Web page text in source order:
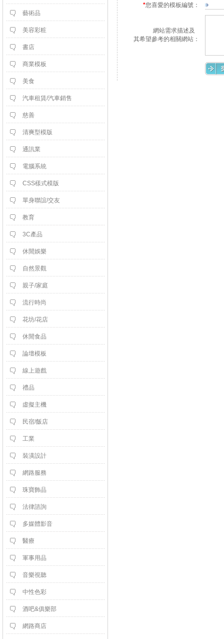
藝術品
美容彩粧
書店
商業模板
美食
汽車租賃/汽車銷售
慈善
清爽型模版
通訊業
電腦系統
CSS樣式模版
單身聯誼/交友
教育
3C產品
休閒娛樂
自然景觀
親子/家庭
流行時尚
花坊/花店
休閒食品
論壇模板
線上遊戲
禮品
虛擬主機
民宿/飯店
工業
裝潢設計
網路服務
珠寶飾品
法律諮詢
多媒體影音
醫療
軍事用品
音樂視聽
中性色彩
酒吧&俱樂部
網路商店
*您喜愛的模板編號：
網站需求描述及
其希望參考的相關網站：